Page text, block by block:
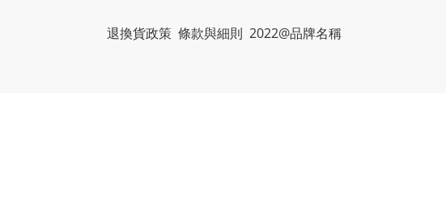
退換貨政策 條款與細則 2022@品牌名稱